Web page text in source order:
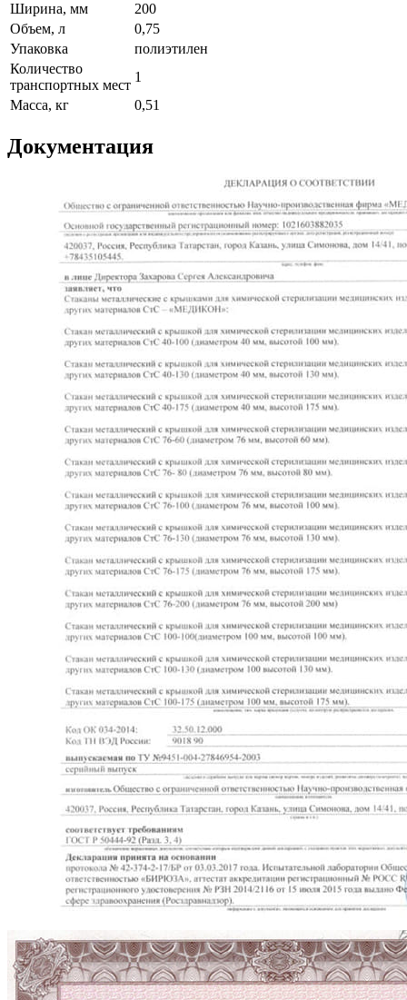
Ширина, мм
200
Объем, л
0,75
Упаковка
полиэтилен
Количество
транспортных мест
1
Масса, кг
0,51
Документация